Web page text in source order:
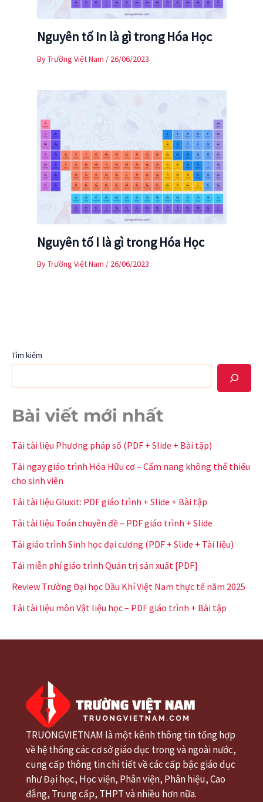
Nguyên tố In là gì trong Hóa Học
ByTrường Việt Nam / 26/06/2023
Nguyên tố I là gì trong Hóa Học
ByTrường Việt Nam / 26/06/2023
Tìm kiếm
Bài viết mới nhất
Tải tài liệu Phương pháp số (PDF + Slide + Bài tập)
Tải ngay giáo trình Hóa Hữu cơ – Cẩm nang không thể thiếu
cho sinh viên
Tải tài liệu Gluxit: PDF giáo trình + Slide + Bài tập
Tải tài liệu Toán chuyên đề – PDF giáo trình + Slide
Tải giáo trình Sinh học đại cương (PDF + Slide + Tài liệu)
Tải miễn phí giáo trình Quản trị sản xuất [PDF]
Review Trường Đại học Dầu Khí Việt Nam thực tế năm 2025
Tải tài liệu môn Vật liệu học – PDF giáo trình + Bài tập
TRUONGVIETNAM là một kênh thông tin tổng hợp
về hệ thống các cơ sở giáo dục trong và ngoài nước,
cung cấp thông tin chi tiết về các cấp bậc giáo dục
như Đại học, Học viện, Phân viện, Phân hiệu, Cao
đẳng, Trung cấp, THPT và nhiều hơn nữa.